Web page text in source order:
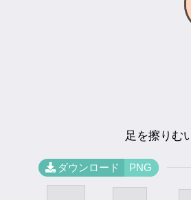
足を擦りむ
ダウンロード PNG